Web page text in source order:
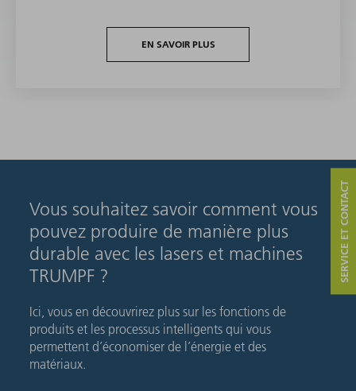
EN SAVOIR PLUS
Vous souhaitez savoir comment vous
pouvez produire de manière plus
durable avec les lasers et machines
TRUMPF ?
Ici, vous en découvrirez plus sur les fonctions de
produits et les processus intelligents qui vous
permettent d’économiser de l’énergie et des
matériaux.
SERVICE ET CONTACT